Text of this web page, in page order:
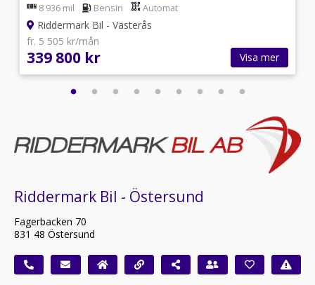
8 936 mil Bensin Automat
Riddermark Bil - Västerås
fr. 5 505 kr/mån
339 800 kr Visa mer
Riddermark Bil - Östersund
Fagerbacken 70
831 48 Östersund